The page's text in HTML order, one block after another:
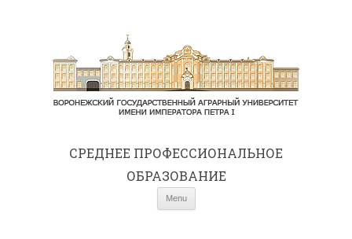
СРЕДНЕE ПРОФЕССИОНАЛЬНОЕ
ОБРАЗОВАНИЕ
Menu